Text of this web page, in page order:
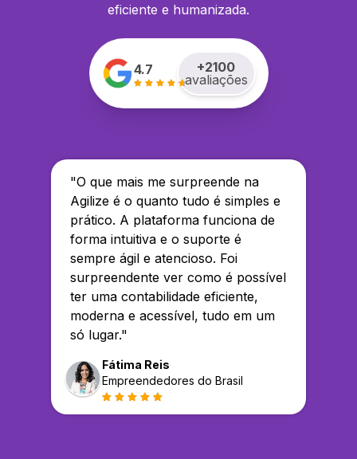
eficiente e humanizada.
4.7 +2100
avaliações
"O que mais me surpreende na
Agilize é o quanto tudo é simples e
prático. A plataforma funciona de
forma intuitiva e o suporte é
sempre ágil e atencioso. Foi
surpreendente ver como é possível
ter uma contabilidade eficiente,
moderna e acessível, tudo em um
só lugar."
Fátima Reis
Empreendedores do Brasil